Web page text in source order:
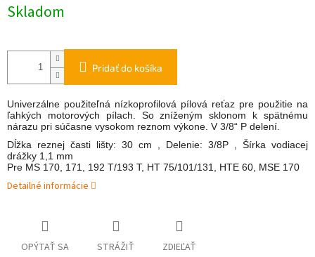
cena:
Skladom
Pridať do košíka
Univerzálne použiteľná nízkoprofilová pílová reťaz pre použitie na
ľahkých motorových pílach. So zníženým sklonom k spätnému
nárazu pri súčasne vysokom reznom výkone. V 3/8“ P delení.
Dĺžka reznej časti lišty: 30 cm , Delenie: 3/8P , Šírka vodiacej
drážky 1,1 mm
Pre MS 170, 171, 192 T/193 T, HT 75/101/131, HTE 60, MSE 170
Detailné informácie
OPÝTAŤ SA STRÁŽIŤ ZDIEĽAŤ